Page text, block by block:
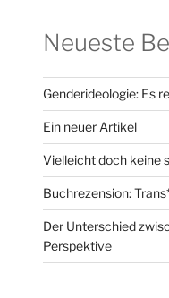
Neueste
Genderideologie: Es
Ein neuer Artikel
Vielleicht doch keine
Buchrezension:
Der Unterschied
Perspektive